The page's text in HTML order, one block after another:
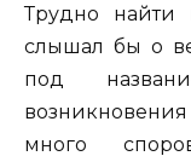
Трудно найти
слышал бы о
под
возникновения
много